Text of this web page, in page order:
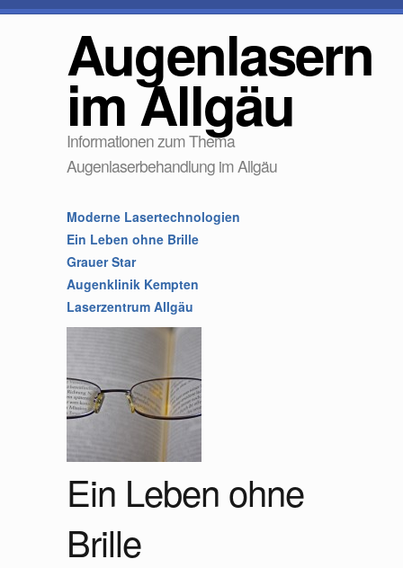
Augenlasern
im Allgäu
Informationen zum Thema
Augenlaserbehandlung im Allgäu
Moderne Lasertechnologien
Ein Leben ohne Brille
Grauer Star
Augenklinik Kempten
Laserzentrum Allgäu
Ein Leben ohne
Brille